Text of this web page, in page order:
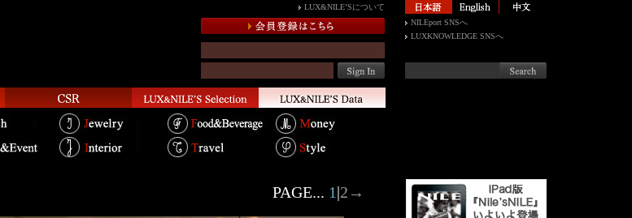
LUX&NILE’Sについて
NILEport SNSへ
LUXKNOWLEDGE SNSへ
PAGE... 1|2 →